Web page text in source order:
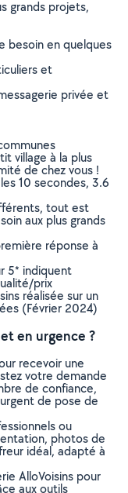
grands projets,
besoin en quelques
et
privée et
village à la plus
de chez vous !
10 secondes, 3.6
tout est
aux plus grands
réponse à
5* indiquent
prix
réalisée sur un
(Février 2024)
en urgence ?
recevoir une
votre demande
de confiance,
de pose de
ou
photos de
idéal, adapté à
AlloVoisins pour
aux outils